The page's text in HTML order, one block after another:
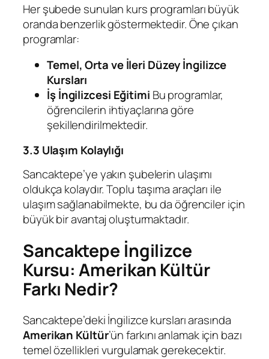
Her şubede sunulan kurs programları büyük
oranda benzerlik göstermektedir. Öne çıkan
programlar:
Temel, Orta ve İleri Düzey İngilizce
Kursları
İş İngilizcesi Eğitimi Bu programlar,
öğrencilerin ihtiyaçlarına göre
şekillendirilmektedir.
3.3 Ulaşım Kolaylığı
Sancaktepe’ye yakın şubelerin ulaşımı
oldukça kolaydır. Toplu taşıma araçları ile
ulaşım sağlanabilmekte, bu da öğrenciler için
büyük bir avantaj oluşturmaktadır.
Sancaktepe İngilizce
Kursu: Amerikan Kültür
Farkı Nedir?
Sancaktepe’deki İngilizce kursları arasında
Amerikan Kültür’ün farkını anlamak için bazı
temel özellikleri vurgulamak gerekecektir.